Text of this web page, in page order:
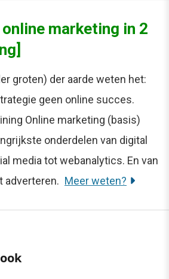
marketing in 2
groten) der aarde weten het:
geen online succes.
Online marketing (basis)
onderdelen van digital
media tot webanalytics. En van
adverteren. Meer weten?